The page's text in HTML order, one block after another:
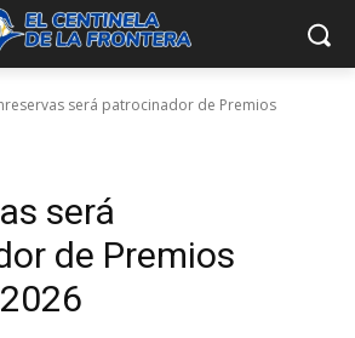
será patrocinador de Premios
será
de Premios